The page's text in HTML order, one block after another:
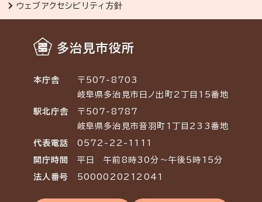
ウェブアクセシビリティ方針
多治見市役所
本庁舎
〒507-8703
岐阜県多治見市日ノ出町2丁目15番地
駅北庁舎
〒507-8787
岐阜県多治見市音羽町1丁目233番地
代表電話 0572-22-1111
開庁時間 平日 午前8時30分～午後5時15分
法人番号 5000020212041